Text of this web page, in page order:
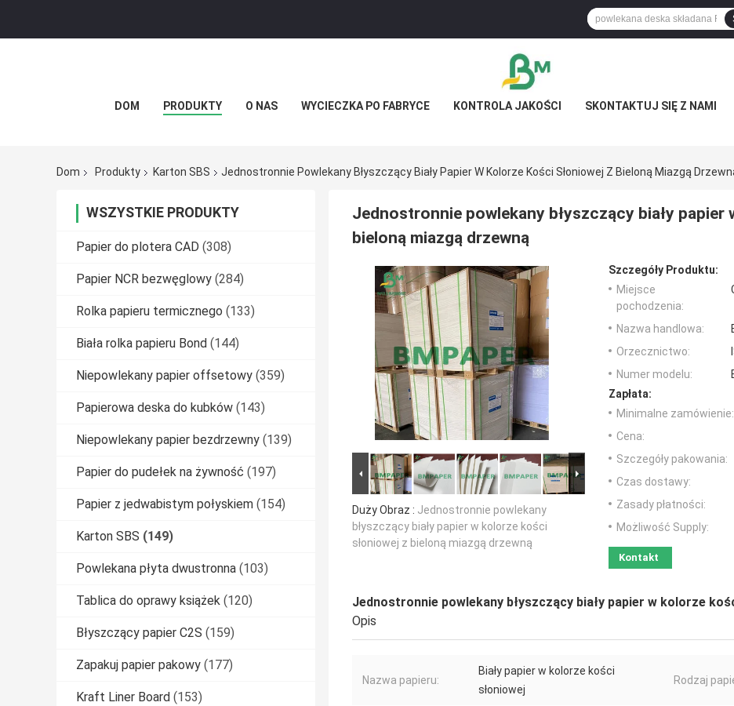
DOM PRODUKTY O NAS WYCIECZKA PO FABRYCE KONTROLA JAKOŚCI SKONTAKTUJ SIĘ Z NAMI
Dom Produkty Karton SBS Jednostronnie Powlekany Błyszczący Biały Papier W Kolorze Kości Słoniowej Z Bieloną Miazgą
WSZYSTKIE PRODUKTY
Papier do plotera CAD (308)
Papier NCR bezwęglowy (284)
Rolka papieru termicznego (133)
Biała rolka papieru Bond (144)
Niepowlekany papier offsetowy (359)
Papierowa deska do kubków (143)
Niepowlekany papier bezdrzewny (139)
Papier do pudełek na żywność (197)
Papier z jedwabistym połyskiem (154)
Karton SBS (149)
Powlekana płyta dwustronna (103)
Tablica do oprawy książek (120)
Błyszczący papier C2S (159)
Zapakuj papier pakowy (177)
Kraft Liner Board (153)
Jednostronnie powlekany błyszczący biały papier
bieloną miazgą drzewną
Duży Obraz : Jednostronnie powlekany
błyszczący biały papier w kolorze kości
słoniowej z bieloną miazgą drzewną
Szczegóły Produktu:
Miejsce
pochodzenia:
Nazwa handlowa:
Orzecznictwo:
Numer modelu:
Zapłata:
Minimalne zamówienie:
Cena:
Szczegóły pakowania:
Czas dostawy:
Zasady płatności:
Możliwość Supply:
Kontakt
Jednostronnie powlekany błyszczący biały papier w kolorze
Opis
Nazwa papieru:
Biały papier w kolorze kości
słoniowej
Rodzaj